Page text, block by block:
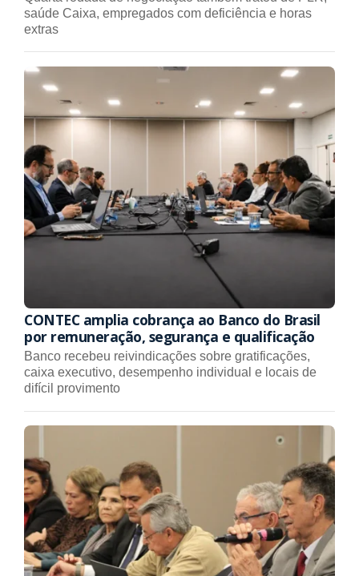
saúde Caixa, empregados com deficiência e horas
extras
CONTEC amplia cobrança ao Banco do Brasil
por remuneração, segurança e qualificação
Banco recebeu reivindicações sobre gratificações,
caixa executivo, desempenho individual e locais de
difícil provimento